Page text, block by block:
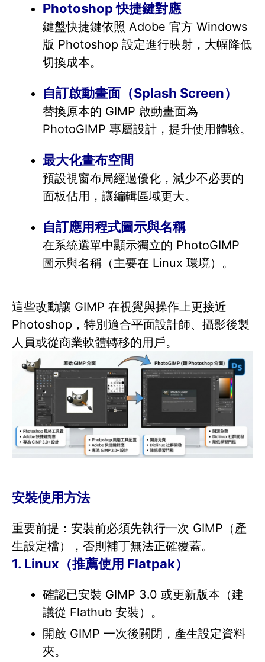
Photoshop 快捷鍵對應
鍵盤快捷鍵依照 Adobe 官方 Windows
版 Photoshop 設定進行映射，大幅降低
切換成本。
自訂啟動畫面（Splash Screen）
替換原本的 GIMP 啟動畫面為
PhotoGIMP 專屬設計，提升使用體驗。
最大化畫布空間
預設視窗布局經過優化，減少不必要的
面板佔用，讓編輯區域更大。
自訂應用程式圖示與名稱
在系統選單中顯示獨立的 PhotoGIMP
圖示與名稱（主要在 Linux 環境）。
這些改動讓 GIMP 在視覺與操作上更接近
Photoshop，特別適合平面設計師、攝影後製
人員或從商業軟體轉移的用戶。
安裝使用方法
重要前提：安裝前必須先執行一次 GIMP（產
生設定檔），否則補丁無法正確覆蓋。
1. Linux（推薦使用 Flatpak）
確認已安裝 GIMP 3.0 或更新版本（建
議從 Flathub 安裝）。
開啟 GIMP 一次後關閉，產生設定資料
夾。